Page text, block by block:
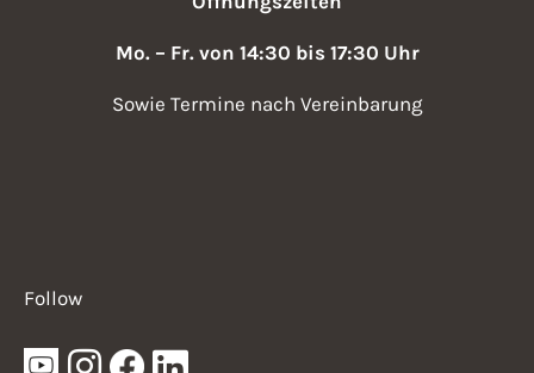
Mo. – Fr. von 14:30 bis 17:30 Uhr
Sowie Termine nach Vereinbarung
Follow